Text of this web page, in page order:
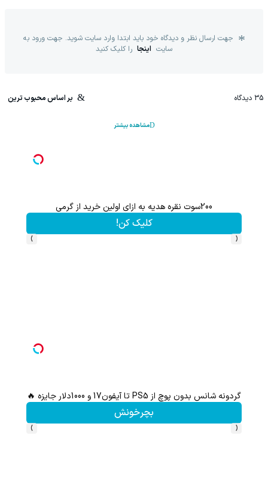
جهت ارسال نظر و دیدگاه خود باید ابتدا وارد سایت شوید. جهت ورود به
سایت اینجا را کلیک کنید
35 دیدگاه بر اساس محبوب ترین
مشاهده بیشتر
هم سرمایه گذاری میکنی هم نقره هدیه میگیری ؛ثبت نام کن
کلیک کن!
‹
›
با خرید اول از گریم 200 سوت هدیه بگیر
کلیک کن!
‹
›